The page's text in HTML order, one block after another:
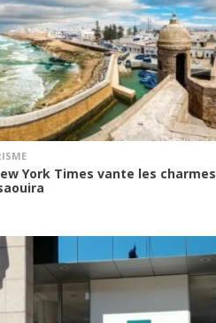
York Times vante les charmes